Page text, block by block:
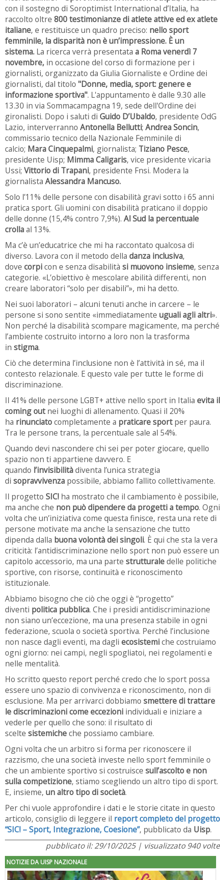
con il sostegno di Soroptimist International d’Italia, ha
raccolto oltre 800 testimonianze di atlete attive ed ex atlete
italiane, e restituisce un quadro preciso: nello sport
femminile, la disparità non è un’impressione. È un
sistema. La ricerca verrà presentata a Roma venerdì 7
novembre, in occasione del corso di formazione per i
giornalisti, organizzato da Giulia Giornaliste e Ordine dei
giornalisti, dal titolo "Donne, media, sport: genere e
informazione sportiva". L'appuntamento è dalle 9.30 alle
13.30 in via Sommacampagna 19, sede dell'Ordine dei
gironalisti. Dopo i saluti di Guido D’Ubaldo, presidente OdG
Lazio, interverranno Antonella Bellutti; Andrea Soncin,
commissario tecnico della Nazionale Femminile di
calcio; Mara Cinquepalmi, giornalista; Tiziano Pesce,
presidente Uisp; Mimma Caligaris, vice presidente vicaria
Ussi; Vittorio di Trapani, presidente Fnsi. Modera la
giornalista Alessandra Mancuso.
Solo l’11% delle persone con disabilità gravi sotto i 65 anni
pratica sport. Gli uomini con disabilità praticano il doppio
delle donne (15,4% contro 7,9%). Al Sud la percentuale
crollaal 13%.
Ma c’è un’educatrice che mi ha raccontato qualcosa di
diverso. Lavora con il metodo della danza inclusiva,
dove corpicon e senza disabilità si muovono insieme, senza
categorie. «L’obiettivo è mescolare abilità differenti, non
creare laboratori “solo per disabili”», mi ha detto.
Nei suoi laboratori – alcuni tenuti anche in carcere – le
persone si sono sentite «immediatamente uguali agli altri».
Non perché la disabilità scompare magicamente, ma perché
l’ambiente costruito intorno a loro non la trasforma
in stigma.
Ciò che determina l’inclusione non è l’attività in sé, ma il
contesto relazionale. E questo vale per tutte le forme di
discriminazione.
Il 41% delle persone LGBT+ attive nello sport in Italia evita il
coming outnei luoghi di allenamento. Quasi il 20%
ha rinunciatocompletamente a praticare sportper paura.
Tra le persone trans, la percentuale sale al 54%.
Quando devi nascondere chi sei per poter giocare, quello
spazio non ti appartiene davvero. E
quando l’invisibilitàdiventa l’unica strategia
di sopravvivenza possibile, abbiamo fallito collettivamente.
Il progetto SIC! ha mostrato che il cambiamento è possibile,
ma anche che non può dipendere da progetti a tempo. Ogni
volta che un’iniziativa come questa finisce, resta una rete di
persone motivate ma anche la sensazione che tutto
dipenda dalla buona volontà dei singoli. È qui che sta la vera
criticità: l’antidiscriminazione nello sport non può essere un
capitolo accessorio, ma una parte strutturaledelle politiche
sportive, con risorse, continuità e riconoscimento
istituzionale.
Abbiamo bisogno che ciò che oggi è “progetto”
diventi politica pubblica. Che i presìdi antidiscriminazione
non siano un’eccezione, ma una presenza stabile in ogni
federazione, scuola o società sportiva. Perché l’inclusione
non nasce dagli eventi, ma dagli ecosistemiche costruiamo
ogni giorno: nei campi, negli spogliatoi, nei regolamenti e
nelle mentalità.
Ho scritto questo report perché credo che lo sport possa
essere uno spazio di convivenza e riconoscimento, non di
esclusione. Ma per arrivarci dobbiamo smettere di trattare
le discriminazioni come eccezioni individuali e iniziare a
vederle per quello che sono: il risultato di
scelte sistemicheche possiamo cambiare.
Ogni volta che un arbitro si forma per riconoscere il
razzismo, che una società investe nello sport femminile o
che un ambiente sportivo si costruisce sull’ascolto e non
sulla competizione, stiamo scegliendo un altro tipo di sport.
E, insieme, un altro tipo di società.
Per chi vuole approfondire i dati e le storie citate in questo
articolo, consiglio di leggere il report completo del progetto
“SIC! – Sport, Integrazione, Coesione”, pubblicato da Uisp.
pubblicato il: 29/10/2025 | visualizzato 940 volte
NOTIZIE DA UISP NAZIONALE